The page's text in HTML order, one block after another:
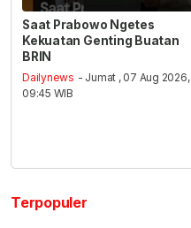
Saat Prabowo Ngetes
Kekuatan Genting Buatan
BRIN
Dailynews - Jumat , 07 Aug 2026,
09:45 WIB
Terpopuler